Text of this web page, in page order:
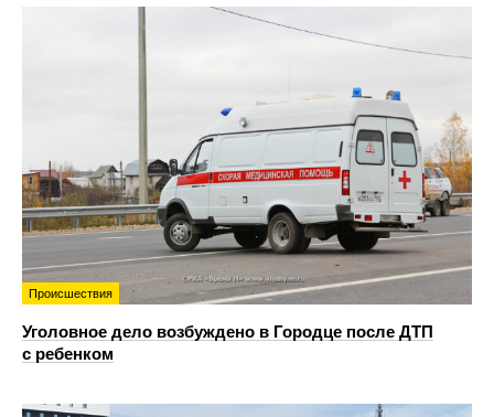
Происшествия
Уголовное дело возбуждено в Городце после ДТП
с ребенком